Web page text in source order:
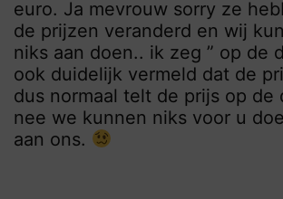
euro. Ja mevrouw sorry ze
de prijzen veranderd en wij
niks aan doen.. ik zeg ” op de
ook duidelijk vermeld dat de
dus normaal telt de prijs op de
nee we kunnen niks voor u
aan ons.